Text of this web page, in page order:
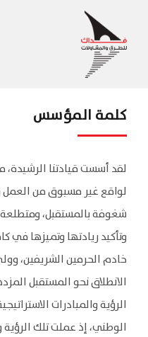
كلمة المؤسس
لواقع غير مسبوق من العمل
شغوفة بالمستقبل، ومتطلعة
وتأكيد ريادتها وتميزها
خادم الحرمين الشريفين،
الانطلاق نحو المستقبل
الرؤية والمبادرات
الوطني، إذ عملت تلك